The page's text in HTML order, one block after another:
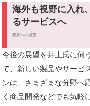
海外も視野に入れ
るサービスへ
将来への展望
今後の展望を井上氏に伺
て、新しい製品やサービ
ンは、さまざまな分野へ
く商品開発などでも気軽